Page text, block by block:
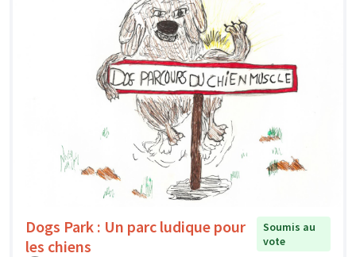
Dogs Park : Un parc ludique pour
les chiens
Soumis au
vote